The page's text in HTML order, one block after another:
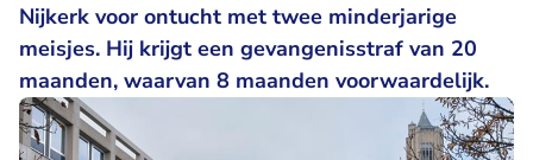
Nijkerk voor ontucht met twee minderjarige
meisjes. Hij krijgt een gevangenisstraf van 20
maanden, waarvan 8 maanden voorwaardelijk.